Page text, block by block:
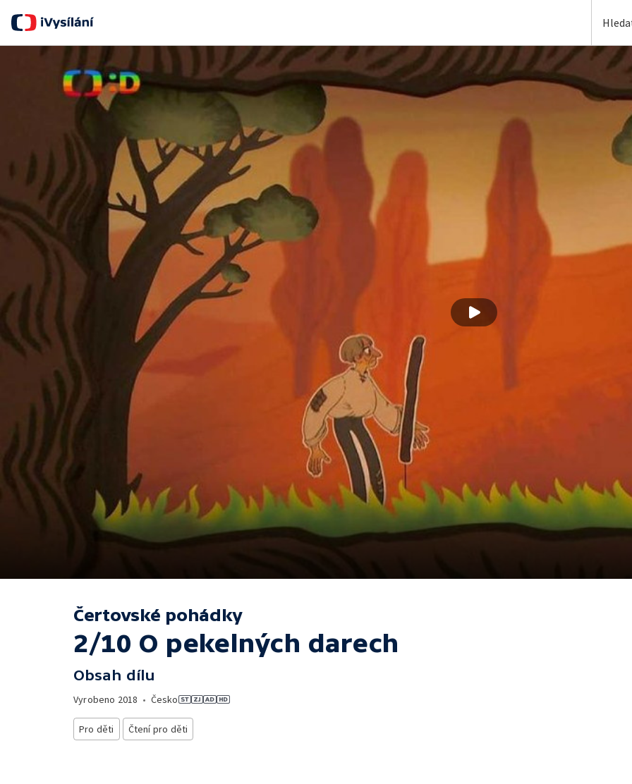
Čertovské pohádky
2/10 O pekelných darech
Obsah dílu
Vyrobeno 2018 • Česko
Pro děti Čtení pro děti